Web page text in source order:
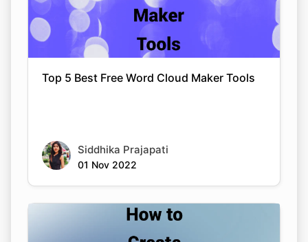
Top 5 Best Free Word Cloud Maker Tools
Siddhika Prajapati
01 Nov 2022